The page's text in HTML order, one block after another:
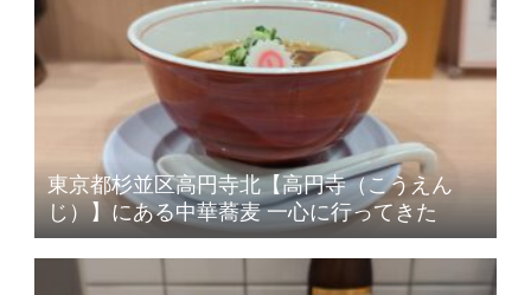
東京都杉並区高円寺北【高円寺（こうえん
じ）】にある中華蕎麦 一心に行ってきた